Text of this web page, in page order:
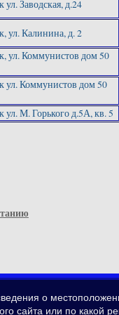
ул. Заводская, д.24
ул. Калинина, д. 2
ул. Коммунистов дом 50
ул. Коммунистов дом 50
ул. М. Горького д.5А, кв. 5
о
сайта или по какой